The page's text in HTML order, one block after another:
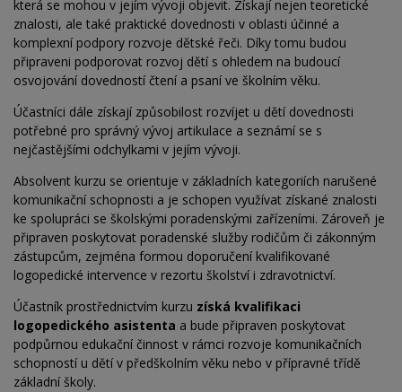
která se mohou v jejím vývoji objevit. Získají nejen teoretické
znalosti, ale také praktické dovednosti v oblasti účinné a
komplexní podpory rozvoje dětské řeči. Díky tomu budou
připraveni podporovat rozvoj dětí s ohledem na budoucí
osvojování dovedností čtení a psaní ve školním věku.
Účastníci dále získají způsobilost rozvíjet u dětí dovednosti
potřebné pro správný vývoj artikulace a seznámí se s
nejčastějšími odchylkami v jejím vývoji.
Absolvent kurzu se orientuje v základních kategoriích narušené
komunikační schopnosti a je schopen využívat získané znalosti
ke spolupráci se školskými poradenskými zařízeními. Zároveň je
připraven poskytovat poradenské služby rodičům či zákonným
zástupcům, zejména formou doporučení kvalifikované
logopedické intervence v rezortu školství i zdravotnictví.
Účastník prostřednictvím kurzu získá kvalifikaci
logopedického asistenta a bude připraven poskytovat
podpůrnou edukační činnost v rámci rozvoje komunikačních
schopností u dětí v předškolním věku nebo v přípravné třídě
základní školy.